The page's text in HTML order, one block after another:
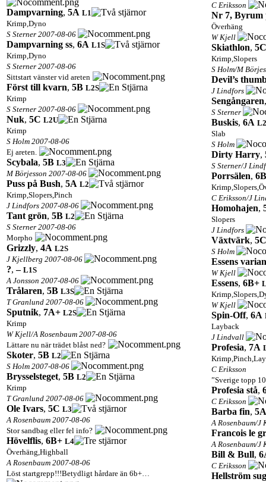
Dampvarning, 5A L1
Krimp,Dyno
S Sterner 2007-08-06
Dampvarning ss, 6A L1S
Krimp,Dyno
S Sterner 2007-08-06
Sittstart vänster vid areten
Först till kvarn, 5B L2S
Krimp
S Sterner 2007-08-06
Nuk, 5C L2U
Krimp
S Holm 2007-08-06
Ej areten.
Scybala, 5B L3
M Börjesson 2007-08-06
Puss på Bush, 5A L2
Krimp,Slopers,Pinch
J Lindfors 2007-08-06
Tant grön, 5B L2
S Sterner 2007-08-06
Morpho
Grizzly, 4A L2S
J Kjellberg 2007-08-06
?,– L1S
A Jonsson 2007-08-06
Trålaren, 5B L3S
T Granlund 2007-08-06
Sputnik, 7A+ L2S
Krimp
W Kjell/A Rosenbaum 2007-08-06
Lättare nu när trädet blåst ned?
Skoter, 5B L2
S Holm 2007-08-06
Brysselsteget, 5B L2
Krimp
T Granlund 2007-08-06
Ole Ivars, 5C L3
A Rosenbaum 2007-08-06
Stor sandbag eller fel info?
Hövelflis, 6B+ L4
Överhäng,Highball
A Rosenbaum 2007-08-06
Löst startgrepp!!!Betydligt hårdare än 6b+…
C Eriksson
Nr 7, Byrum
Överhäng
W Kjell
Skiathlon, 5C
Krimp,Slopers
S Holm/M
Devil’s
J Lindfors
Sengångaren
S Sterner
Buskis, 6A L2
Slab
S Holm
Dirty Harry,
S Sterner/J
Porrsälen, 6B
C Eriksson/J
Homohajen,
Slopers
J Lindfors
Växtvärk, 5C
S Holm
Essens
W Kjell
Essens, 6B+
W Kjell
Spin-Off, 6A
Layback
J Lindvall
Profesia, 7A
C Eriksson
”Sverige topp
Profesia stå,
C Eriksson
Barba fin, 5A
A Rosenbaum/
Francois le
A Rosenbaum/
Bill & Bull,
C Eriksson
Hellström